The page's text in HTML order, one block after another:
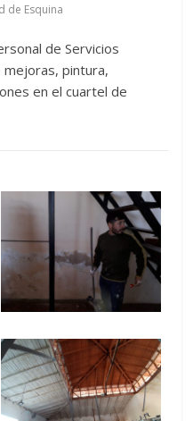
de Esquina
de Servicios
pintura,
en el cuartel de